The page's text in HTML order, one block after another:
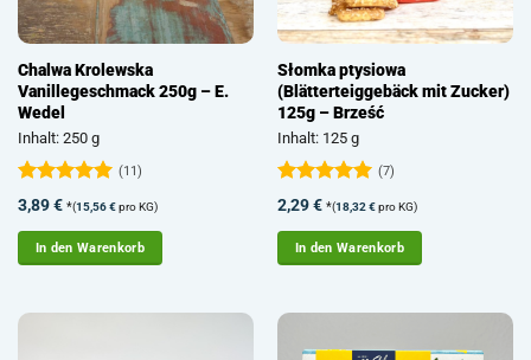
Chalwa Krolewska
Vanillegeschmack 250g – E.
Wedel
Inhalt: 250 g
Bewertet
mit 5von
5
(11)
3,89€ *(15,56€pro KG)
In den Warenkorb
Słomka ptysiowa
(Blätterteiggebäck mit Zucker)
125g – Brześć
Inhalt: 125 g
Bewertet
mit 5von
5
(7)
2,29€ *(18,32 €pro KG)
In den Warenkorb